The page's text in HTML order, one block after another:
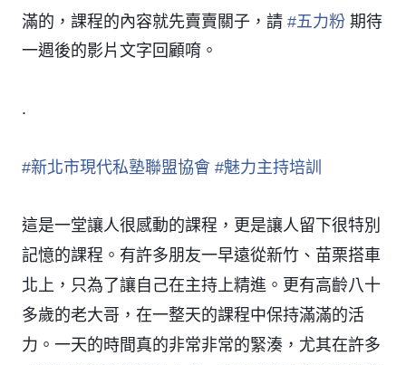
滿的，課程的內容就先賣賣關子，請 #五力粉 期待
一週後的影片文字回顧唷。
.
#新北市現代私塾聯盟協會 #魅力主持培訓
這是一堂讓人很感動的課程，更是讓人留下很特別
記憶的課程。有許多朋友一早遠從新竹、苗栗搭車
北上，只為了讓自己在主持上精進。更有高齡八十
多歲的老大哥，在一整天的課程中保持滿滿的活
力。一天的時間真的非常非常的緊湊，尤其在許多